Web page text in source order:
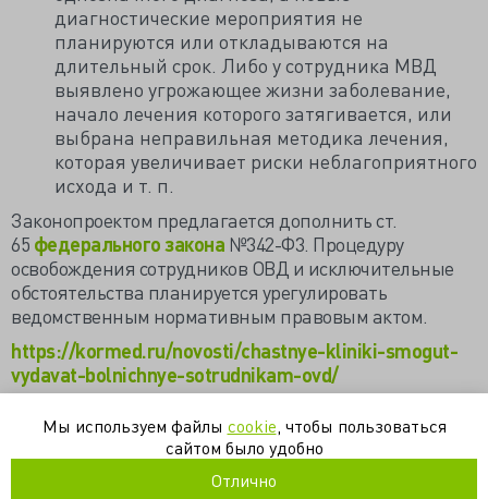
диагностические мероприятия не
планируются или откладываются на
длительный срок. Либо у сотрудника МВД
выявлено угрожающее жизни заболевание,
начало лечения которого затягивается, или
выбрана неправильная методика лечения,
которая увеличивает риски неблагоприятного
исхода и т. п.
Законопроектом предлагается дополнить ст.
65 федерального закона №342-Ф3. Процедуру
освобождения сотрудников ОВД и исключительные
обстоятельства планируется урегулировать
ведомственным нормативным правовым актом.
https://kormed.ru/novosti/chastnye-kliniki-smogut-
vydavat-bolnichnye-sotrudnikam-ovd/
листок нетрудоспособности медицинская организация
суд
частная практика
Мы используем файлы cookie , чтобы пользоваться
сайтом было удобно
Отлично